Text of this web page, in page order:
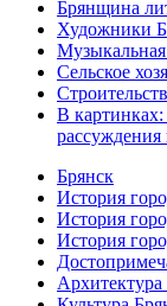
Брянщина
Художники
Сельское
В
рассуждения
Брянск
История
История
История
Архитектура